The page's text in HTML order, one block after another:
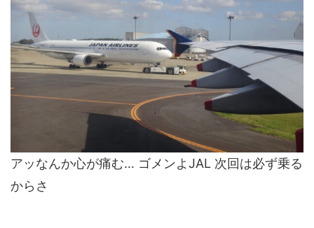
アッなんか心が痛む… ゴメンよJAL 次回は必ず乗る
からさ